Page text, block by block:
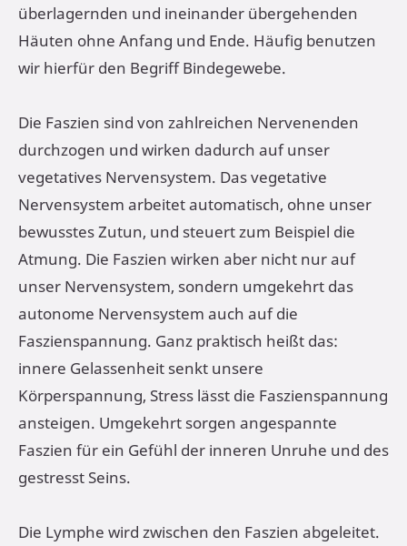
überlagernden und ineinander übergehenden
Häuten ohne Anfang und Ende. Häufig benutzen
wir hierfür den Begriff Bindegewebe.
Die Faszien sind von zahlreichen Nervenenden
durchzogen und wirken dadurch auf unser
vegetatives Nervensystem. Das vegetative
Nervensystem arbeitet automatisch, ohne unser
bewusstes Zutun, und steuert zum Beispiel die
Atmung. Die Faszien wirken aber nicht nur auf
unser Nervensystem, sondern umgekehrt das
autonome Nervensystem auch auf die
Faszienspannung. Ganz praktisch heißt das:
innere Gelassenheit senkt unsere
Körperspannung, Stress lässt die Faszienspannung
ansteigen. Umgekehrt sorgen angespannte
Faszien für ein Gefühl der inneren Unruhe und des
gestresst Seins.
Die Lymphe wird zwischen den Faszien abgeleitet.